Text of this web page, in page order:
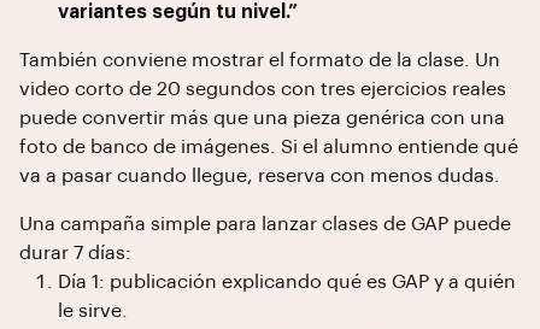
variantes según tu nivel.”
También conviene mostrar el formato de la clase. Un
video corto de 20 segundos con tres ejercicios reales
puede convertir más que una pieza genérica con una
foto de banco de imágenes. Si el alumno entiende qué
va a pasar cuando llegue, reserva con menos dudas.
Una campaña simple para lanzar clases de GAP puede
durar 7 días:
Día 1: publicación explicando qué es GAP y a quién
le sirve.